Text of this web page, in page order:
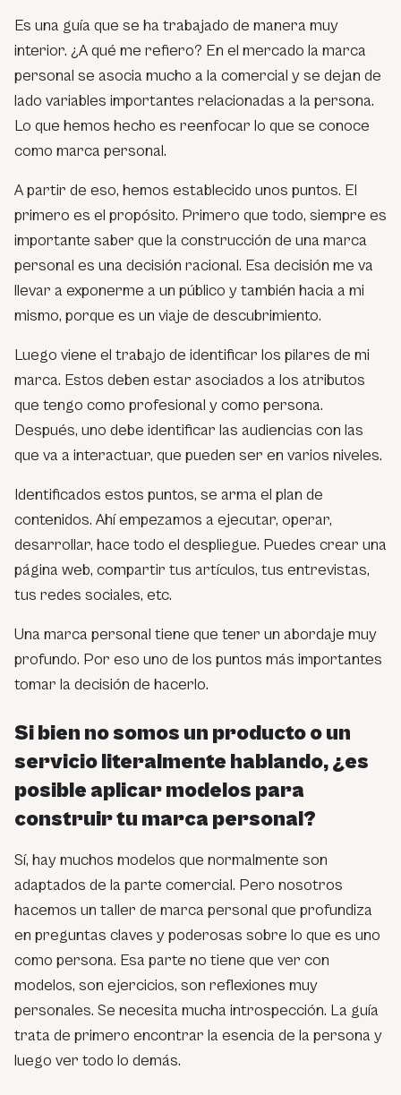
Es una guía que se ha trabajado de manera muy
interior. ¿A qué me refiero? En el mercado la marca
personal se asocia mucho a la comercial y se dejan de
lado variables importantes relacionadas a la persona.
Lo que hemos hecho es reenfocar lo que se conoce
como marca personal.
A partir de eso, hemos establecido unos puntos. El
primero es el propósito. Primero que todo, siempre es
importante saber que la construcción de una marca
personal es una decisión racional. Esa decisión me va
llevar a exponerme a un público y también hacia a mi
mismo, porque es un viaje de descubrimiento.
Luego viene el trabajo de identificar los pilares de mi
marca. Estos deben estar asociados a los atributos
que tengo como profesional y como persona.
Después, uno debe identificar las audiencias con las
que va a interactuar, que pueden ser en varios niveles.
Identificados estos puntos, se arma el plan de
contenidos. Ahí empezamos a ejecutar, operar,
desarrollar, hace todo el despliegue. Puedes crear una
página web, compartir tus artículos, tus entrevistas,
tus redes sociales, etc.
Una marca personal tiene que tener un abordaje muy
profundo. Por eso uno de los puntos más importantes
tomar la decisión de hacerlo.
Si bien no somos un producto o un
servicio literalmente hablando, ¿es
posible aplicar modelos para
construir tu marca personal?
Sí, hay muchos modelos que normalmente son
adaptados de la parte comercial. Pero nosotros
hacemos un taller de marca personal que profundiza
en preguntas claves y poderosas sobre lo que es uno
como persona. Esa parte no tiene que ver con
modelos, son ejercicios, son reflexiones muy
personales. Se necesita mucha introspección. La guía
trata de primero encontrar la esencia de la persona y
luego ver todo lo demás.